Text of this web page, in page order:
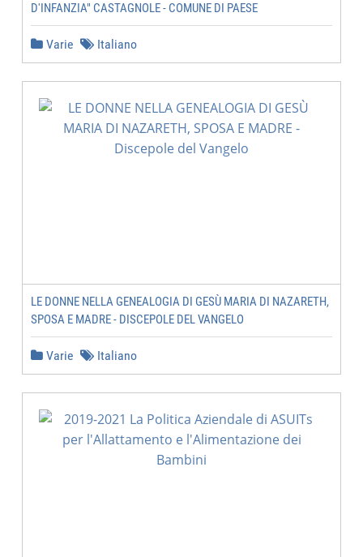
D'INFANZIA" CASTAGNOLE - COMUNE DI PAESE
Varie Italiano
LE DONNE NELLA GENEALOGIA DI GESÙ MARIA DI NAZARETH,
SPOSA E MADRE - DISCEPOLE DEL VANGELO
Varie Italiano